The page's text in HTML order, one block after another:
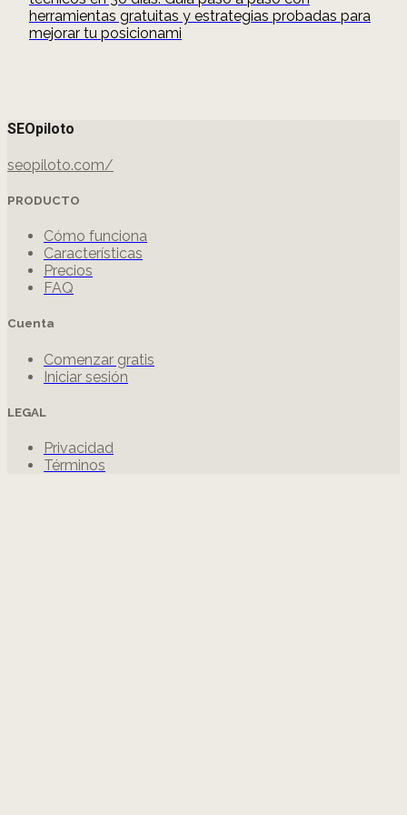
herramientas gratuitas y estrategias probadas para
mejorar tu posicionami
SEOpiloto
seopiloto.com/
PRODUCTO
Cómo funciona
Características
Precios
FAQ
Cuenta
Comenzar gratis
Iniciar sesión
LEGAL
Privacidad
Términos